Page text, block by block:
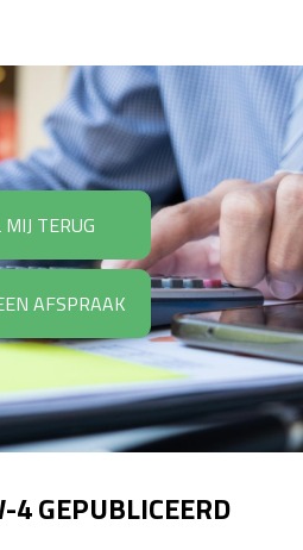
MIJ TERUG
AFSPRAAK
4 GEPUBLICEERD